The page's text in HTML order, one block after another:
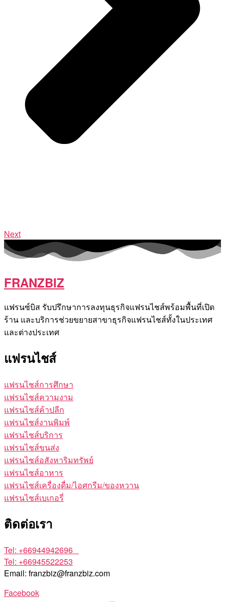
Next
FRANZBIZ
แฟรนซ์บิส รับปรึกษาการลงทุนธุรกิจแฟรนไชส์พร้อมพื้นที่เปิด
ร้าน และบริการช่วยขยายสาขาธุรกิจแฟรนไชส์ทั้งในประเทศ
และต่างประเทศ
แฟรนไชส์
แฟรนไชส์การศึกษา
แฟรนไชส์ความงาม
แฟรนไชส์ค้าปลีก
แฟรนไชส์งานพิมพ์
แฟรนไชส์บริการ
แฟรนไชส์ขนส่ง
แฟรนไชส์อสังหาริมทรัพย์
แฟรนไชส์อาหาร
แฟรนไชส์เครื่องดื่ม/ไอศกรีม/ของหวาน
แฟรนไชส์เบเกอรี่
ติดต่อเรา
Tel: +66944942696
Tel: +66945522253
Email: franzbiz@franzbiz.com
Facebook